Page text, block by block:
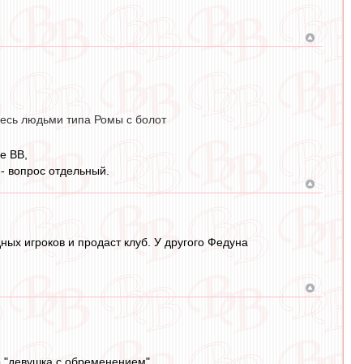
людьми типа Ромы с болот
ВВ,
отдельный.
игроков и продаст клуб. У другого Федуна